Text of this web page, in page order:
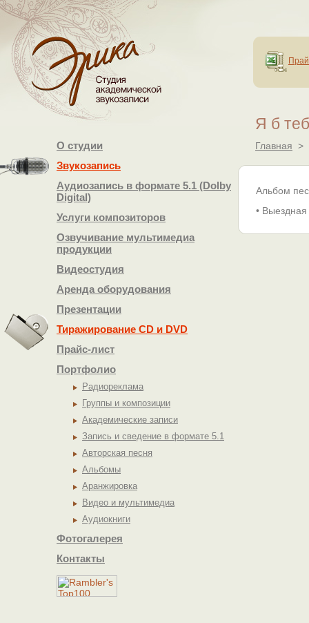
О студии
Звукозапись
Аудиозапись в формате 5.1 (Dolby
Digital)
Услуги композиторов
Озвучивание мультимедиа
продукции
Видеостудия
Аренда оборудования
Презентации
Тиражирование СD и DVD
Прайс-лист
Портфолио
Радиореклама
Группы и композиции
Академические записи
Запись и сведение в формате 5.1
Авторская песня
Альбомы
Аранжировка
Видео и мультимедиа
Аудиокниги
Фотогалерея
Контакты
Я б
Главная >
Альбом
• Выездная